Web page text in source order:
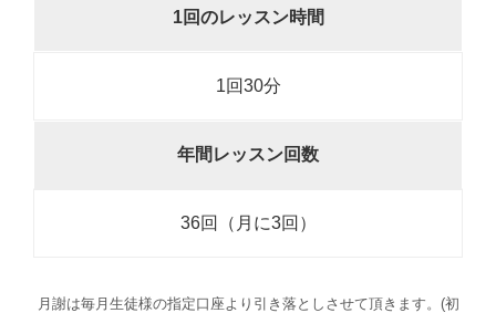
1回のレッスン時間
1回30分
年間レッスン回数
36回（月に3回）
月謝は毎月生徒様の指定口座より引き落としさせて頂きます。(初